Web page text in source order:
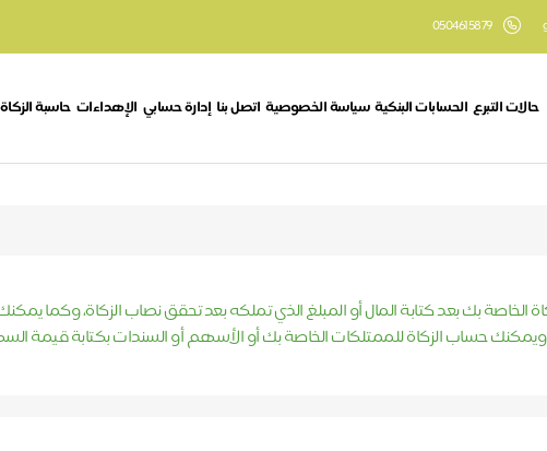
0504615879
حالات التبرع الحسابات البنكية سياسة الخصوصية اتصل بنا إدارة حسابي الإهداءات حاسبة الزكاة
الخاصة بك بعد كتابة المال أو المبلغ الذي تملكه بعد تحقق نصاب الزكاة، وكما
ويمكنك حساب الزكاة للممتلكات الخاصة بك أو الأسهم أو السندات بكتابة قيمة